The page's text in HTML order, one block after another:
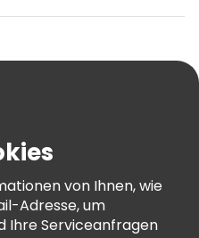
von Ihnen, wie
Adresse, um
Ihre Serviceanfragen